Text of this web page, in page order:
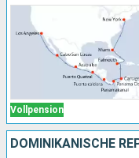
Vollpension